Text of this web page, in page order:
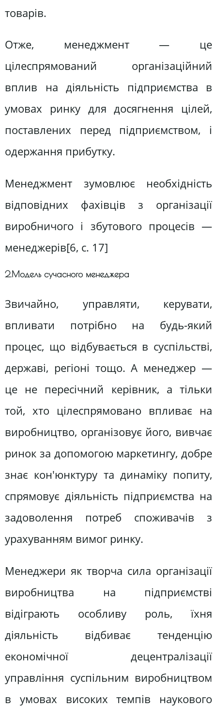
товарів.
Отже, менеджмент — це
цілеспрямований організаційний
вплив на діяльність підприємства в
умовах ринку для досягнення цілей,
поставлених перед підприємством, і
одержання прибутку.
Менеджмент зумовлює необхідність
відповідних фахівців з організації
виробничого і збутового процесів —
менеджерів[6, c. 17]
2.Модель сучасного менеджера
Звичайно, управляти, керувати,
впливати потрібно на будь-який
процес, що відбувається в суспільстві,
державі, регіоні тощо. А менеджер —
це не пересічний керівник, а тільки
той, хто цілеспрямовано впливає на
виробництво, організовує його, вивчає
ринок за допомогою маркетингу, добре
знає кон'юнктуру та динаміку попиту,
спрямовує діяльність підприємства на
задоволення потреб споживачів з
урахуванням вимог ринку.
Менеджери як творча сила організації
виробництва на підприємстві
відіграють особливу роль, їхня
діяльність відбиває тенденцію
економічної децентралізації
управління суспільним виробництвом
в умовах високих темпів наукового